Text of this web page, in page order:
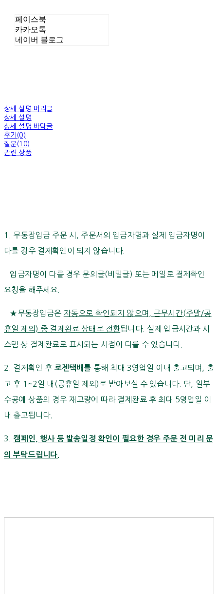
페이스북
카카오톡
네이버 블로그
상세 설명 머리글
상세 설명
상세 설명 바닥글
후기(0)
질문(10)
관련 상품
1. 무통장입금 주문 시, 주문서의 입금자명과 실제 입금자명이
다를 경우 결제확인이 되지 않습니다.
입금자명이 다를 경우 문의글(비밀글) 또는 메일로 결제확인
요청을 해주세요.
★무통장입금은 자동으로 확인되지 않으며, 근무시간(주말/공
휴일 제외) 중 결제완료 상태로 전환됩니다. 실제 입금시간과 시
스템 상 결제완료로 표시되는 시점이 다를 수 있습니다.
2. 결제확인 후 로젠택배를 통해 최대 3영업일 이내 출고되며, 출
고 후 1~2일 내(공휴일 제외)로 받아보실 수 있습니다. 단, 일부
수공예 상품의 경우 재고량에 따라 결제완료 후 최대 5영업일 이
내 출고됩니다.
3. 캠페인, 행사 등 발송일정 확인이 필요한 경우 주문 전 미리 문
의 부탁드립니다.